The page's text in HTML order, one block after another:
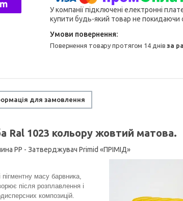
У компанії підключені електронні
купити будь-який товар не покидаючи
повернення товару протягом 14 днівза
для замовлення
Ral 1023 кольору жовтий матова.
PP - Затверджувач Prіmid «ПРІМІД»
масу барвника,
після розплавлення і
композицій.